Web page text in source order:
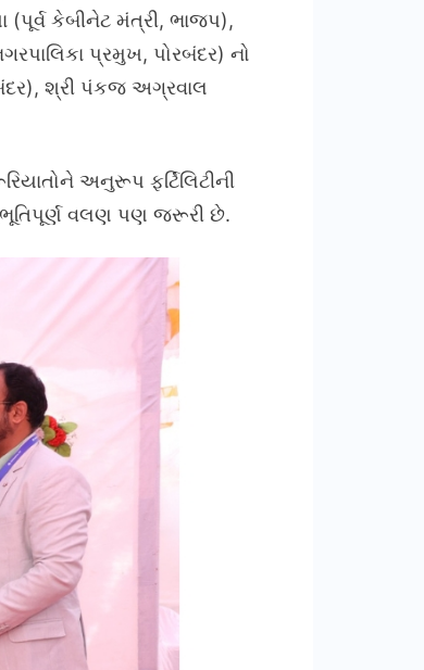
(પૂર્વ કેબીનેટ મંત્રી, ભાજપ),
પ્રમુખ, પોરબંદર) નો
શ્રી પંકજ અગ્રવાલ
અનુરૂપ ફર્ટિલિટીની
વલણ પણ જરૂરી છે.